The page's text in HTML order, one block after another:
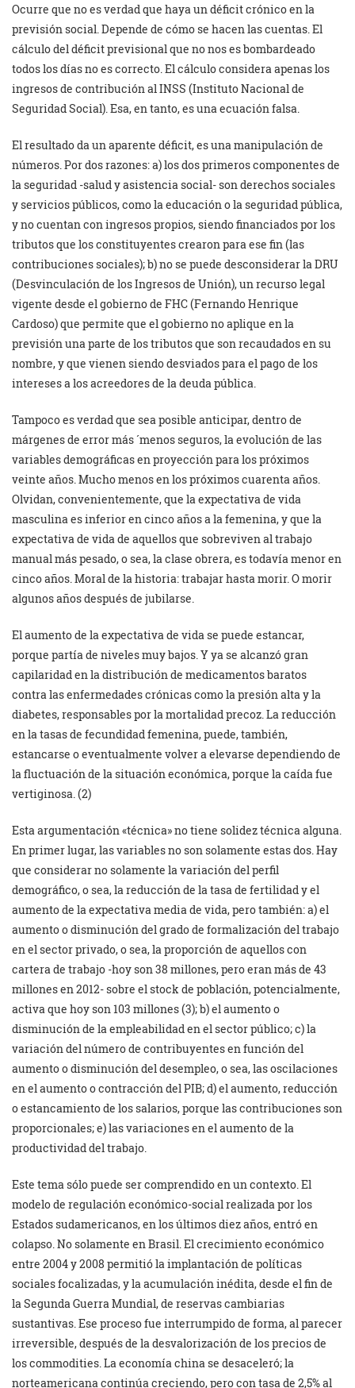
Ocurre que no es verdad que haya un déficit crónico en la
previsión social. Depende de cómo se hacen las cuentas. El
cálculo del déficit previsional que no nos es bombardeado
todos los días no es correcto. El cálculo considera apenas los
ingresos de contribución al INSS (Instituto Nacional de
Seguridad Social). Esa, en tanto, es una ecuación falsa.
El resultado da un aparente déficit, es una manipulación de
números. Por dos razones: a) los dos primeros componentes de
la seguridad -salud y asistencia social- son derechos sociales
y servicios públicos, como la educación o la seguridad pública,
y no cuentan con ingresos propios, siendo financiados por los
tributos que los constituyentes crearon para ese fin (las
contribuciones sociales); b) no se puede desconsiderar la DRU
(Desvinculación de los Ingresos de Unión), un recurso legal
vigente desde el gobierno de FHC (Fernando Henrique
Cardoso) que permite que el gobierno no aplique en la
previsión una parte de los tributos que son recaudados en su
nombre, y que vienen siendo desviados para el pago de los
intereses a los acreedores de la deuda pública.
Tampoco es verdad que sea posible anticipar, dentro de
márgenes de error más ´menos seguros, la evolución de las
variables demográficas en proyección para los próximos
veinte años. Mucho menos en los próximos cuarenta años.
Olvidan, convenientemente, que la expectativa de vida
masculina es inferior en cinco años a la femenina, y que la
expectativa de vida de aquellos que sobreviven al trabajo
manual más pesado, o sea, la clase obrera, es todavía menor en
cinco años. Moral de la historia: trabajar hasta morir. O morir
algunos años después de jubilarse.
El aumento de la expectativa de vida se puede estancar,
porque partía de niveles muy bajos. Y ya se alcanzó gran
capilaridad en la distribución de medicamentos baratos
contra las enfermedades crónicas como la presión alta y la
diabetes, responsables por la mortalidad precoz. La reducción
en la tasas de fecundidad femenina, puede, también,
estancarse o eventualmente volver a elevarse dependiendo de
la fluctuación de la situación económica, porque la caída fue
vertiginosa. (2)
Esta argumentación «técnica» no tiene solidez técnica alguna.
En primer lugar, las variables no son solamente estas dos. Hay
que considerar no solamente la variación del perfil
demográfico, o sea, la reducción de la tasa de fertilidad y el
aumento de la expectativa media de vida, pero también: a) el
aumento o disminución del grado de formalización del trabajo
en el sector privado, o sea, la proporción de aquellos con
cartera de trabajo -hoy son 38 millones, pero eran más de 43
millones en 2012- sobre el stock de población, potencialmente,
activa que hoy son 103 millones (3); b) el aumento o
disminución de la empleabilidad en el sector público; c) la
variación del número de contribuyentes en función del
aumento o disminución del desempleo, o sea, las oscilaciones
en el aumento o contracción del PIB; d) el aumento, reducción
o estancamiento de los salarios, porque las contribuciones son
proporcionales; e) las variaciones en el aumento de la
productividad del trabajo.
Este tema sólo puede ser comprendido en un contexto. El
modelo de regulación económico-social realizada por los
Estados sudamericanos, en los últimos diez años, entró en
colapso. No solamente en Brasil. El crecimiento económico
entre 2004 y 2008 permitió la implantación de políticas
sociales focalizadas, y la acumulación inédita, desde el fin de
la Segunda Guerra Mundial, de reservas cambiarias
sustantivas. Ese proceso fue interrumpido de forma, al parecer
irreversible, después de la desvalorización de los precios de
los commodities. La economía china se desaceleró; la
norteamericana continúa creciendo, pero con tasa de 2,5% al